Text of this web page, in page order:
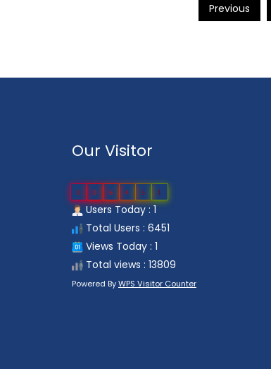
Previous
Our Visitor
0 0 6 4 5 1
Users Today : 1
Total Users : 6451
Views Today : 1
Total views : 13809
Powered ByWPS Visitor Counter